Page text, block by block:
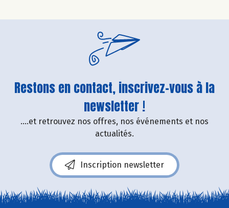
Restons en contact, inscrivez-vous à la
newsletter !
....et retrouvez nos offres, nos événements et nos
actualités.
Inscription newsletter